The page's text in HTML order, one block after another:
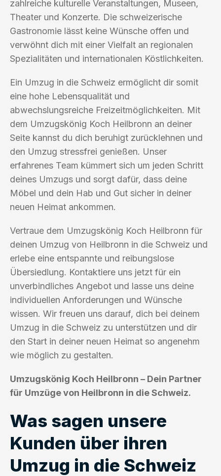
zahlreiche kulturelle Veranstaltungen, Museen,
Theater und Konzerte. Die schweizerische
Gastronomie lässt keine Wünsche offen und
verwöhnt dich mit einer Vielfalt an regionalen
Spezialitäten und internationalen Köstlichkeiten.
Ein Umzug in die Schweiz ermöglicht dir somit
eine hohe Lebensqualität und
abwechslungsreiche Freizeitmöglichkeiten. Mit
dem Umzugskönig Koch Heilbronn an deiner
Seite kannst du dich beruhigt zurücklehnen und
den Umzug stressfrei genießen. Unser
erfahrenes Team kümmert sich um jeden Schritt
deines Umzugs und sorgt dafür, dass deine
Möbel und dein Hab und Gut sicher in deiner
neuen Heimat ankommen.
Vertraue dem Umzugskönig Koch Heilbronn für
deinen Umzug von Heilbronn in die Schweiz und
erlebe eine entspannte und reibungslose
Übersiedlung. Kontaktiere uns jetzt für ein
unverbindliches Angebot und lasse uns deine
individuellen Anforderungen und Wünsche
wissen. Wir freuen uns darauf, dich bei deinem
Umzug in die Schweiz zu unterstützen und dir
den Start in deiner neuen Heimat so angenehm
wie möglich zu gestalten.
Umzugskönig Koch Heilbronn – Dein Partner
für Umzüge von Heilbronn in die Schweiz.
Was sagen unsere
Kunden über ihren
Umzug in die Schweiz